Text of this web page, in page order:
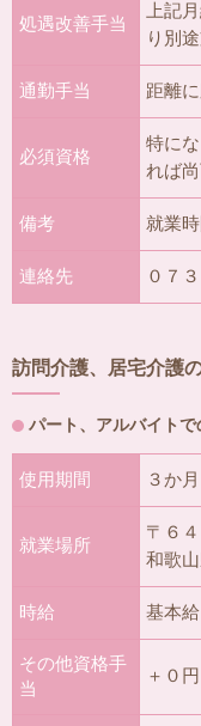
処遇改善手当
上記
り別
通勤手当 距離
必須資格
特に
れば尚
備考 就業
連絡先 ０７
訪問介護、居宅介護
パート、アルバイト
使用期間 ３か
就業場所
〒６
和歌
時給 基本
その他資格手
当
＋０